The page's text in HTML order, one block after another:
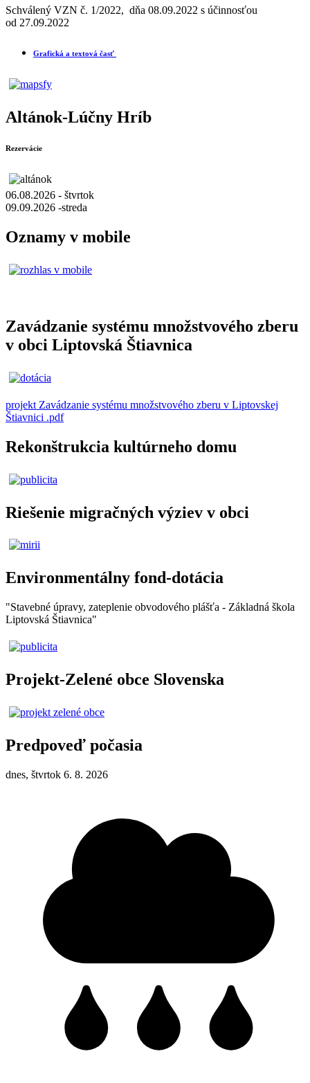
Schválený VZN č. 1/2022, dňa 08.09.2022 s účinnosťou
od 27.09.2022
Grafická a textová časť
Altánok-Lúčny Hríb
Rezervácie
06.08.2026 - štvrtok
09.09.2026 -streda
Oznamy v mobile
Zavádzanie systému množstvového zberu
v obci Liptovská Štiavnica
projekt Zavádzanie systému množstvového zberu v Liptovskej
Štiavnici .pdf
Rekonštrukcia kultúrneho domu
Riešenie migračných výziev v obci
Environmentálny fond-dotácia
"Stavebné úpravy, zateplenie obvodového plášťa - Základná škola
Liptovská Štiavnica"
Projekt-Zelené obce Slovenska
Predpoveď počasia
dnes, štvrtok 6. 8. 2026